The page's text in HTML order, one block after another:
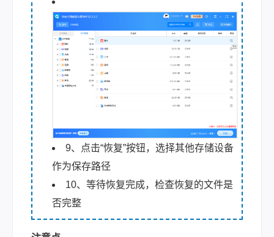
9、点击“恢复”按钮，选择其他存储设备
作为保存路径
10、等待恢复完成，检查恢复的文件是
否完整